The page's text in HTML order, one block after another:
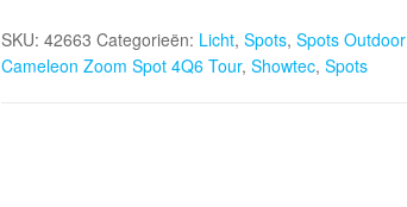
SKU: 42663 Categorieën: Licht, Spots, Spots Outdoor
Cameleon Zoom Spot 4Q6 Tour, Showtec, Spots